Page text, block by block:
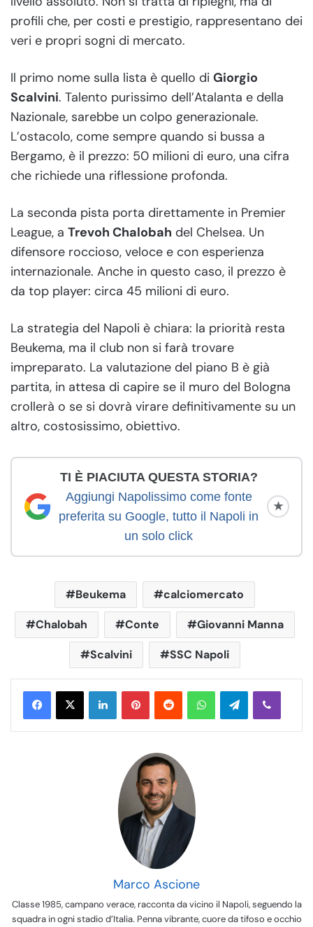
profili che, per costi e prestigio, rappresentano dei
veri e propri sogni di mercato.
Il primo nome sulla lista è quello di Giorgio
Scalvini. Talento purissimo dell’Atalanta e della
Nazionale, sarebbe un colpo generazionale.
L’ostacolo, come sempre quando si bussa a
Bergamo, è il prezzo: 50 milioni di euro, una cifra
che richiede una riflessione profonda.
La seconda pista porta direttamente in Premier
League, a Trevoh Chalobah del Chelsea. Un
difensore roccioso, veloce e con esperienza
internazionale. Anche in questo caso, il prezzo è
da top player: circa 45 milioni di euro.
La strategia del Napoli è chiara: la priorità resta
Beukema, ma il club non si farà trovare
impreparato. La valutazione del piano B è già
partita, in attesa di capire se il muro del Bologna
crollerà o se si dovrà virare definitivamente su un
altro, costosissimo, obiettivo.
TI È PIACIUTA QUESTA STORIA?
Aggiungi Napolissimo come fonte
preferita su Google, tutto il Napoli in
un solo click
★
Beukema calciomercato
Chalobah Conte Giovanni Manna
Scalvini SSC Napoli
WhatsApp Telegram
Marco Ascione
Classe 1985, campano verace, racconta da vicino il Napoli, seguendo la
squadra in ogni stadio d’Italia. Penna vibrante, cuore da tifoso e occhio